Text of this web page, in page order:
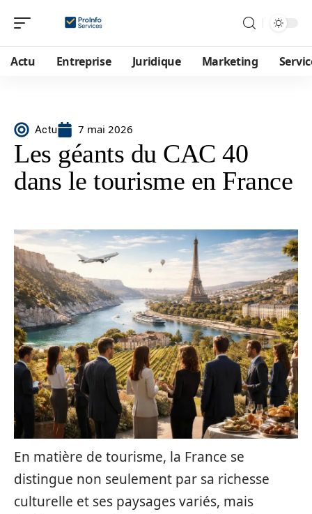
Actu Entreprise Juridique Marketing
Actu 7 mai 2026
Les géants du CAC 40
dans le tourisme en France
En matière de tourisme, la France se
distingue non seulement par sa richesse
culturelle et ses paysages variés, mais